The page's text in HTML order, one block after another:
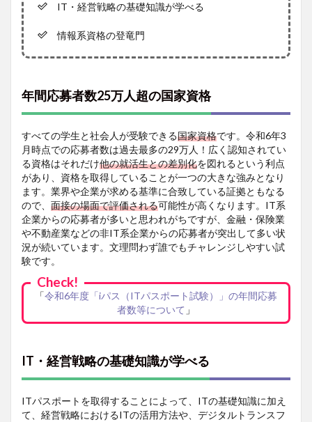
格
1.2
営戦略
学べる
1.3
情報系
資格の
登竜門
ガイ
ダン
ス動
画の
ご紹
介
おす
すめ
MOS
4
講座
概要
IT・経営戦略の基礎知識が学べる
情報系資格の登竜門
年間応募者数25万人超の国家資格
すべての学生と社会人が受験できる国家資格です。令和6年3
月時点での応募者数は過去最多の29万人！広く認知されてい
る資格はそれだけ他の就活生との差別化を図れるという利点
があり、資格を取得していることが一つの大きな強みとなり
ます。業界や企業が求める基準に合致している証拠ともなる
ので、 面接の場面で評価される可能性が高くなります。IT系
企業からの応募者が多いと思われがちですが、金融・保険業
や不動産業などの非IT系企業からの応募者が突出して多い状
況が続いています。文理問わず誰でもチャレンジしやすい試
験です。
Check!
「令和6年度「iパス（ITパスポート試験）」の年間応募
者数等について 」
IT・経営戦略の基礎知識が学べる
ITパスポートを取得することによって、ITの基礎知識に加え
て、経営戦略におけるITの活用方法や、デジタルトランスフ